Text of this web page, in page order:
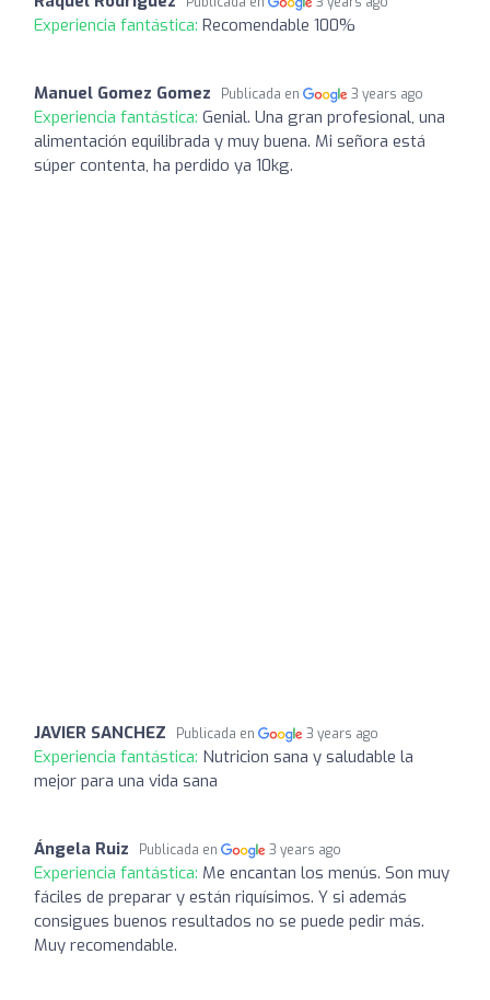
Experiencia fantástica: Recomendable 100%
Manuel Gomez Gomez Publicada en 3 years ago
Experiencia fantástica: Genial. Una gran profesional, una
alimentación equilibrada y muy buena. Mi señora está
súper contenta, ha perdido ya 10kg.
JAVIER SANCHEZ Publicada en 3 years ago
Experiencia fantástica: Nutricion sana y saludable la
mejor para una vida sana
Ángela Ruiz Publicada en 3 years ago
Experiencia fantástica: Me encantan los menús. Son muy
fáciles de preparar y están riquísimos. Y si además
consigues buenos resultados no se puede pedir más.
Muy recomendable.